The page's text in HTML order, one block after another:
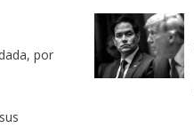
por